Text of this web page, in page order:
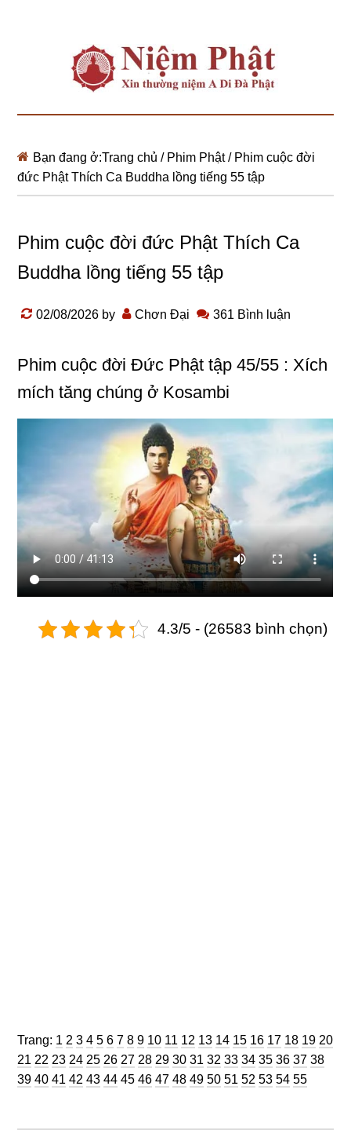
Bạn đang ở:Trang chủ / Phim Phật /Phim cuộc đời
đức Phật Thích Ca Buddha lồng tiếng 55 tập
Phim cuộc đời đức Phật Thích Ca
Buddha lồng tiếng 55 tập
02/08/2026 by Chơn Đại 361 Bình luận
Phim cuộc đời Đức Phật tập 45/55 : Xích
mích tăng chúng ở Kosambi
4.3/5 - (26583 bình chọn)
Trang: Trang
1 Trang
2 Trang
3 Trang
4 Trang
5 Trang
6 Trang
7 Trang
8 Trang
9 Trang
10 Trang
11 Trang
12 Trang
13 Trang
14 Trang
15 Trang
16 Trang
17 Trang
18 Trang
19 Trang
20
Trang
21 Trang
22 Trang
23 Trang
24 Trang
25 Trang
26 Trang
27 Trang
28 Trang
29 Trang
30 Trang
31 Trang
32 Trang
33 Trang
34 Trang
35 Trang
36 Trang
37 Trang
38
39 Trang
40 Trang
41 Trang
42 Trang
43 Trang
44 Trang
45 Trang
46 Trang
47 Trang
48 Trang
49 Trang
50 Trang
51 Trang
52 Trang
53 Trang
54 Trang
55